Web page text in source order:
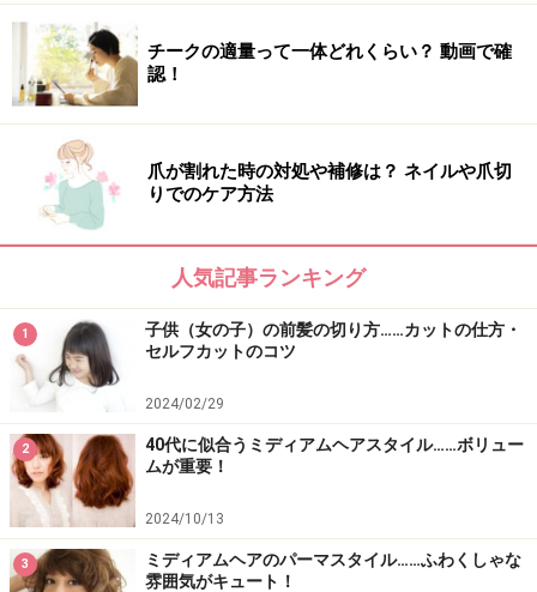
チークの適量って一体どれくらい？ 動画で確
認！
爪が割れた時の対処や補修は？ ネイルや爪切
りでのケア方法
人気記事ランキング
1
子供（女の子）の前髪の切り方……カットの仕方・
セルフカットのコツ
2024/02/29
2
40代に似合うミディアムヘアスタイル……ボリュー
ムが重要！
2024/10/13
3
ミディアムヘアのパーマスタイル……ふわくしゃな
雰囲気がキュート！